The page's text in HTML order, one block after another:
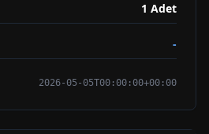
1 Adet
-
2026-05-05T00:00:00+00:00